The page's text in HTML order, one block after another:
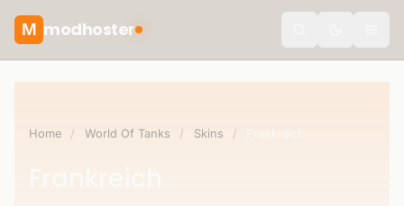
M modhoster
Home / World Of Tanks / Skins / Frankreich